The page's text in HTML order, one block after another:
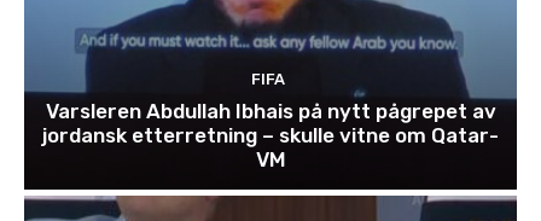
FIFA
Varsleren Abdullah Ibhais på nytt pågrepet av
jordansk etterretning – skulle vitne om Qatar-
VM